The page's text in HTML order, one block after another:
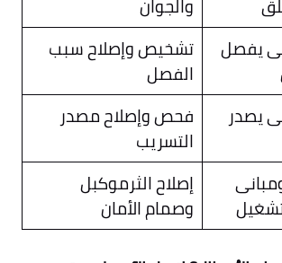
والجوان
يفصل
تشخيص وإصلاح سبب
الفصل
يصدر
فحص وإصلاح مصدر
التسريب
إصلاح الثرموكبل
وصمام الأمان